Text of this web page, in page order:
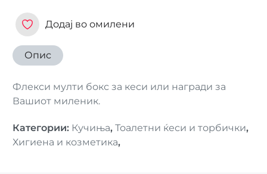
Додај во омилени
Опис
Флекси мулти бокс за кеси или награди за
Вашиот миленик.
Категории: Кучиња, Тоалетни ќеси и торбички,
Хигиена и козметика,